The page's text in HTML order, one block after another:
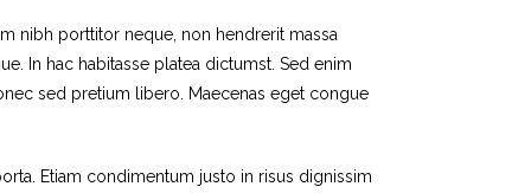
nibh porttitor neque, non hendrerit massa
In hac habitasse platea dictumst. Sed enim
sed pretium libero. Maecenas eget congue
Etiam condimentum justo in risus dignissim